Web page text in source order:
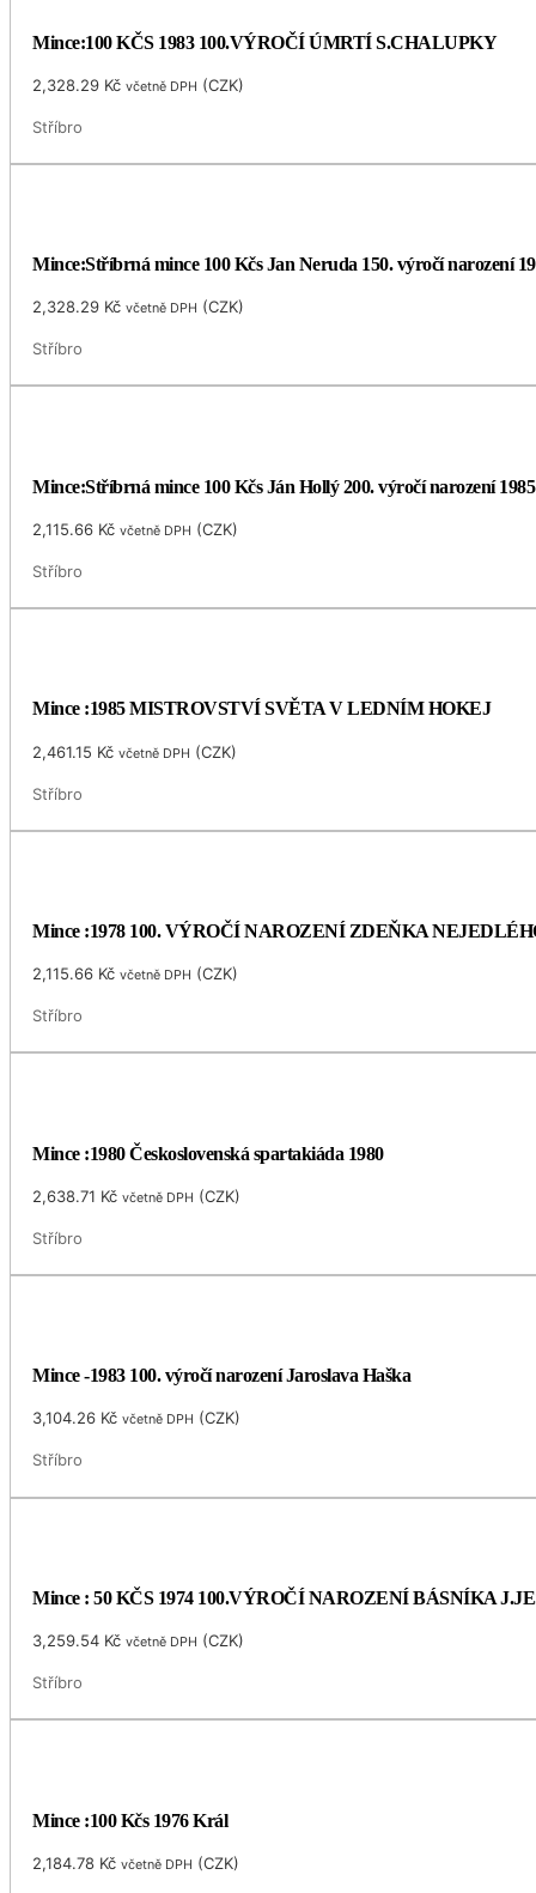
Mince:100 KČS 1983 100.VÝROČÍ ÚMRTÍ S.CHALUPKY
2,328.29 Kč včetně DPH (CZK)
Stříbro
Mince:Stříbrná mince 100 Kčs Jan Neruda 150. výročí narození
2,328.29 Kč včetně DPH (CZK)
Stříbro
Mince:Stříbrná mince 100 Kčs Ján Hollý 200. výročí narození 1985
2,115.66 Kč včetně DPH (CZK)
Stříbro
Mince :1985 MISTROVSTVÍ SVĚTA V LEDNÍM HOKEJ
2,461.15 Kč včetně DPH (CZK)
Stříbro
Mince :1978 100. VÝROČÍ NAROZENÍ ZDEŇKA
2,115.66 Kč včetně DPH (CZK)
Stříbro
Mince :1980 Československá spartakiáda 1980
2,638.71 Kč včetně DPH (CZK)
Stříbro
Mince -1983 100. výročí narození Jaroslava Haška
3,104.26 Kč včetně DPH (CZK)
Stříbro
Mince : 50 KČS 1974 100.VÝROČÍ NAROZENÍ BÁSNÍKA
3,259.54 Kč včetně DPH (CZK)
Stříbro
Mince :100 Kčs 1976 Král
2,184.78 Kč včetně DPH (CZK)